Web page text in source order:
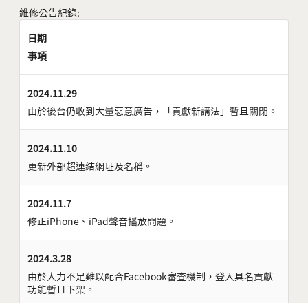
維修公告紀錄:
日期
事項
2024.11.29
由於後台仍收到大量惡意廣告，「貢獻新講法」暫且關閉。
2024.11.10
更新外部超連結網址及名稱。
2024.11.7
修正iPhone、iPad聲音播放問題。
2024.3.28
由於人力不足難以配合Facebook審查機制，登入具名貢獻
功能暫且下架。